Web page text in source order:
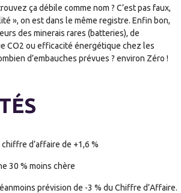
ça débile comme nom ? C’est pas faux,
», on est dans le même registre. Enfin bon,
des minerais rares (batteries), de
CO2 ou efficacité énergétique chez les
d’embauches prévues ? environ Zéro !
d’affaire de +1,6 %
30 % moins chère
prévision de -3 % du Chiffre d’Affaire.